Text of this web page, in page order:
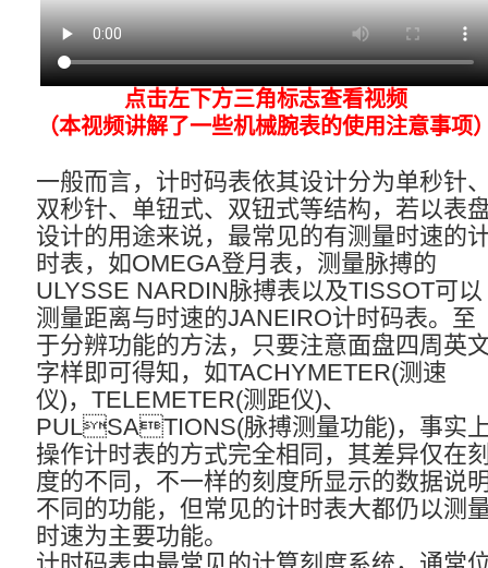
点击左下方三角标志查看视频
（本视频讲解了一些机械腕表的使用注意事项
一般而言，计时码表依其设计分为单秒针
双秒针、单钮式、双钮式等结构，若以表
设计的用途来说，最常见的有测量时速的
时表，如OMEGA登月表，测量脉搏的
ULYSSE NARDIN脉搏表以及TISSOT可以
测量距离与时速的JANEIRO计时码表。至
于分辨功能的方法，只要注意面盘四周英
字样即可得知，如TACHYMETER(测速
仪)，TELEMETER(测距仪)、
PULSATIONS(脉搏测量功能)，事实
操作计时表的方式完全相同，其差异仅在
度的不同，不一样的刻度所显示的数据说
不同的功能，但常见的计时表大都仍以测
时速为主要功能。